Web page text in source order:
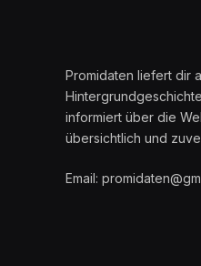
Promidaten liefert dir
informiert über die
übersichtlich und
Email: